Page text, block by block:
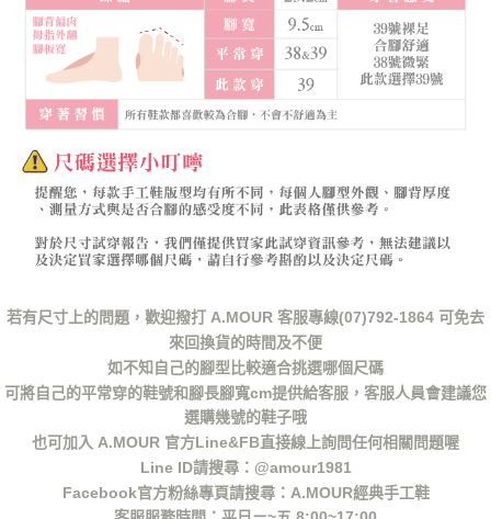
若有尺寸上的問題，歡迎撥打 A.MOUR 客服專線(07)792-1864 可免去
來回換貨的時間及不便
如不知自己的腳型比較適合挑選哪個尺碼
可將自己的平常穿的鞋號和腳長腳寬cm提供給客服，客服人員會建議您
選購幾號的鞋子哦
也可加入 A.MOUR 官方Line&FB直接線上詢問任何相關問題喔
Line ID請搜尋：@amour1981
Facebook官方粉絲專頁請搜尋：A.MOUR經典手工鞋